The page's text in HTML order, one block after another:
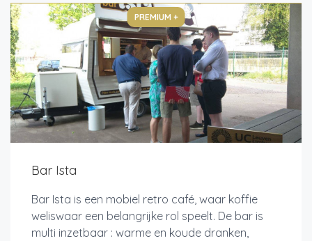
PREMIUM +
Bar Ista
Bar Ista is een mobiel retro café, waar koffie
weliswaar een belangrijke rol speelt. De bar is
multi inzetbaar : warme en koude dranken,